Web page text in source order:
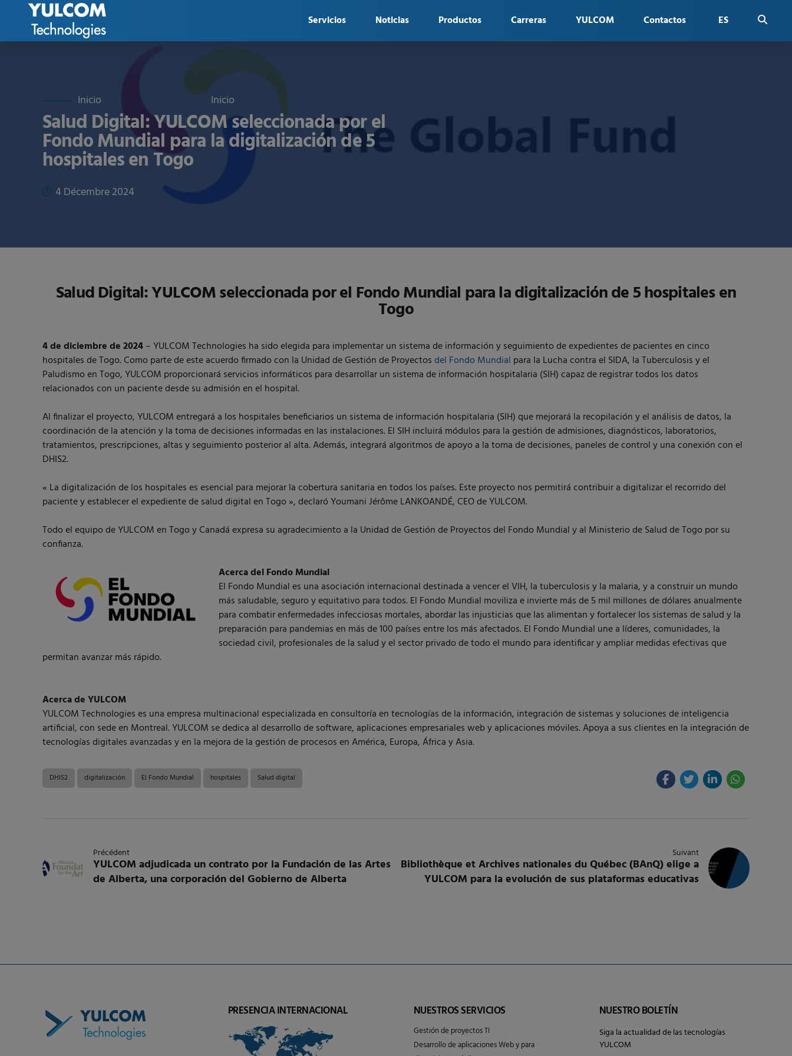
Servicios Noticias Productos Carreras YULCOM Contactos ES
Salud Digital: YULCOM seleccionada por el
Fondo Mundial para la digitalización de 5
hospitales en Togo
4 Décembre 2024
Salud Digital: YULCOM seleccionada por el Fondo Mundial para la digitalización de 5 hospitales en
Togo
4 de diciembre de 2024– YULCOM Technologies ha sido elegida para implementar un sistema de información y seguimiento de expedientes de pacientes en cinco
hospitales de Togo. Como parte de este acuerdo firmado con la Unidad de Gestión de Proyectosdel Fondo Mundial para la Lucha contra el SIDA, la Tuberculosis y el
Paludismo en Togo, YULCOM proporcionará servicios informáticos para desarrollar un sistema de información hospitalaria (SIH) capaz de registrar todos los datos
relacionados con un paciente desde su admisión en el hospital.
Al finalizar el proyecto, YULCOM entregará a los hospitales beneficiarios un sistema de información hospitalaria (SIH) que mejorará la recopilación y el análisis de datos, la
coordinación de la atención y la toma de decisiones informadas en las instalaciones. El SIH incluirá módulos para la gestión de admisiones, diagnósticos, laboratorios,
tratamientos, prescripciones, altas y seguimiento posterior al alta. Además, integrará algoritmos de apoyo a la toma de decisiones, paneles de control y una conexión con el
DHIS2.
« La digitalización de los hospitales es esencial para mejorar la cobertura sanitaria en todos los países. Este proyecto nos permitirá contribuir a digitalizar el recorrido del
paciente y establecer el expediente de salud digital en Togo », declaró Youmani Jérôme LANKOANDÉ, CEO de YULCOM.
Todo el equipo de YULCOM en Togo y Canadá expresa su agradecimiento a la Unidad de Gestión de Proyectos del Fondo Mundial y al Ministerio de Salud de Togo por su
confianza.
Acerca del Fondo Mundial
El Fondo Mundial es una asociación internacional destinada a vencer el VIH, la tuberculosis y la malaria, y a construir un mundo
más saludable, seguro y equitativo para todos. El Fondo Mundial moviliza e invierte más de 5 mil millones de dólares anualmente
para combatir enfermedades infecciosas mortales, abordar las injusticias que las alimentan y fortalecer los sistemas de salud y la
preparación para pandemias en más de 100 países entre los más afectados. El Fondo Mundial une a líderes, comunidades, la
sociedad civil, profesionales de la salud y el sector privado de todo el mundo para identificar y ampliar medidas efectivas que
permitan avanzar más rápido.
Acerca de YULCOM
YULCOM Technologies es una empresa multinacional especializada en consultoría en tecnologías de la información, integración de sistemas y soluciones de inteligencia
artificial, con sede en Montreal. YULCOM se dedica al desarrollo de software, aplicaciones empresariales web y aplicaciones móviles. Apoya a sus clientes en la integración de
tecnologías digitales avanzadas y en la mejora de la gestión de procesos en América, Europa, África y Asia.
DHIS2 digitalización El Fondo Mundial hospitales Salud digital
Précédent
YULCOM adjudicada un contrato por la Fundación de las Artes
de Alberta, una corporación del Gobierno de Alberta
Suivant
Bibliothèque et Archives nationales du Québec (BAnQ) elige a
YULCOM para la evolución de sus plataformas educativas
PRESENCIA INTERNACIONAL NUESTROS SERVICIOS
Gestión de proyectos TI
Desarrollo de aplicaciones Web y para
NUESTRO BOLETÍN
Siga la actualidad de las tecnologías
YULCOM